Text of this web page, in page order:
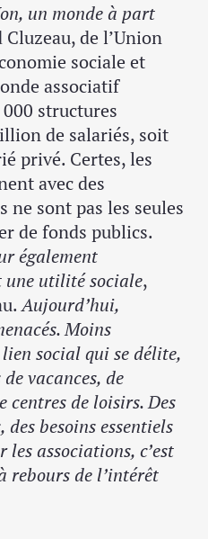
un monde à part
Cluzeau, de l’Union
sociale et
associatif
structures
de salariés, soit
privé. Certes, les
avec des
ne sont pas les seules
de fonds publics.
également
une utilité sociale,
Aujourd’hui,
Moins
lien social qui se délite,
vacances, de
centres de loisirs. Des
besoins essentiels
associations, c’est
rebours de l’intérêt